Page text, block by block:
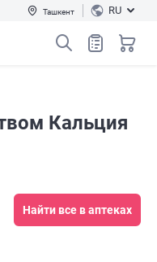
Ташкент RU
Кальция
Найти все в аптеках